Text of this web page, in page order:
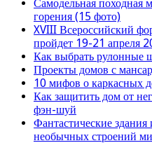
Самодельная походная
горения (15 фото)
XVIII Всероссийский
пройдет 19-21 апреля
Как выбрать рулонные
Проекты домов с
10 мифов о каркасных
Как защитить дом от
фэн-шуй
Фантастические
необычных строений